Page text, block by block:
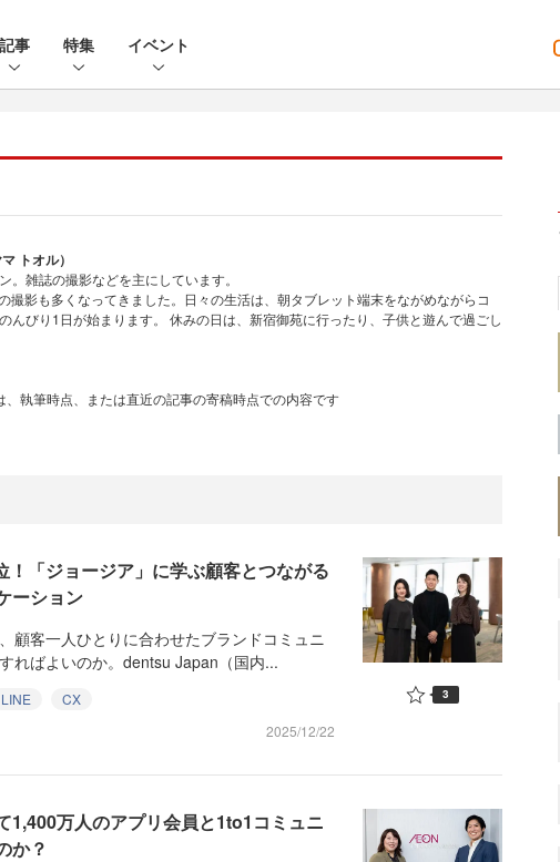
記事 特集 イベント
トオル）
。雑誌の撮影などを主にしています。
撮影も多くなってきました。日々の生活は、朝タブレット端末をながめながらコ
んびり1日が始まります。 休みの日は、新宿御苑に行ったり、子供と遊んで過ごし
、執筆時点、または直近の記事の寄稿時点での内容です
「ジョージア」に学ぶ顧客とつながる
ーション
顧客一人ひとりに合わせたブランドコミュニ
ればよいのか。dentsu Japan（国内...
LINE
CX
2025/12/22
3
1,400万人のアプリ会員と1to1コミュニ
か？